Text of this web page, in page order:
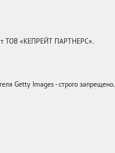
ТОВ «КЕПРЕЙТ ПАРТНЕРС».
Getty Images - строго запрещено.